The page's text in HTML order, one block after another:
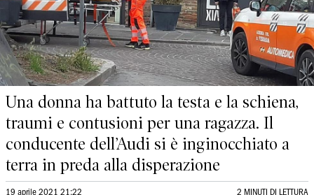
Una donna ha battuto la testa e la schiena,
traumi e contusioni per una ragazza. Il
conducente dell’Audi si è inginocchiato a
terra in preda alla disperazione
19 aprile 2021 21:22 2 MINUTI DI LETTURA